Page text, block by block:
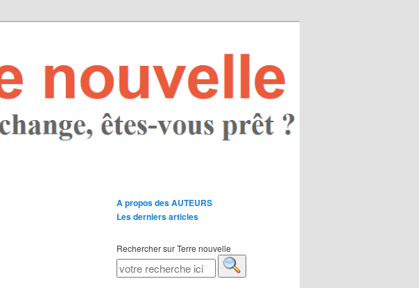
A propos des AUTEURS
Les derniers articles
Rechercher sur Terre nouvelle